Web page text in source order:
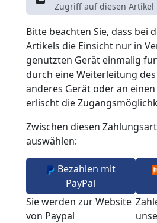
Zugriff auf diesen Artikel
Bitte beachten Sie, dass bei
Artikels die Einsicht nur in
genutzten Gerät einmalig
durch eine Weiterleitung des
anderes Gerät oder an
erlischt die
Zwischen diesen
auswählen:
Bezahlen mit
PayPal
Sie werden zur Website
von Paypal